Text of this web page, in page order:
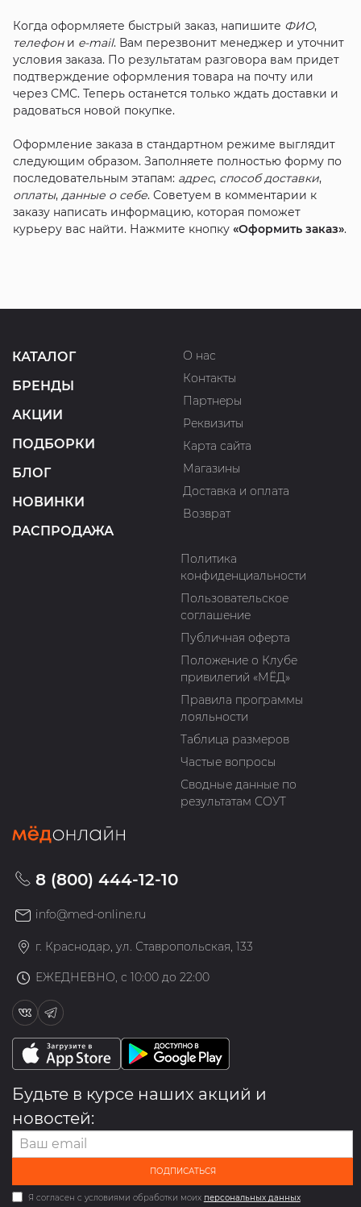
Когда оформляете быстрый заказ, напишите ФИО,
телефони e-mail. Вам перезвонит менеджер и уточнит
условия заказа. По результатам разговора вам придет
подтверждение оформления товара на почту или
через СМС. Теперь останется только ждать доставки и
радоваться новой покупке.
Оформление заказа в стандартном режиме выглядит
следующим образом. Заполняете полностью форму по
последовательным этапам: адрес, способ доставки,
оплаты, данные о себе. Советуем в комментарии к
заказу написать информацию, которая поможет
курьеру вас найти. Нажмите кнопку «Оформить заказ».
КАТАЛОГ
БРЕНДЫ
АКЦИИ
ПОДБОРКИ
БЛОГ
НОВИНКИ
РАСПРОДАЖА
О нас
Контакты
Партнеры
Реквизиты
Карта сайта
Магазины
Доставка и оплата
Возврат
Политика
конфиденциальности
Пользовательское
соглашение
Публичная оферта
Положение о Клубе
привилегий «МЁД»
Правила программы
лояльности
Таблица размеров
Частые вопросы
Сводные данные по
результатам СОУТ
8 (800) 444-12-10
info@med-online.ru
г. Краснодар, ул. Ставропольская, 133
ЕЖЕДНЕВНО, с 10:00 до 22:00
Будьте в курсе наших акций и
новостей:
ПОДПИСАТЬСЯ
Я согласен с условиями обработки моих персональных данных